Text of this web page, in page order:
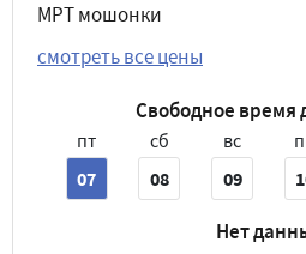
МРТ мошонки
смотреть все цены
Свободное время
пт
07
сб
08
вс
09
Нет